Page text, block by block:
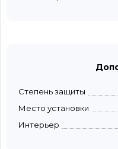
Степень защиты
Место установки
Интерьер